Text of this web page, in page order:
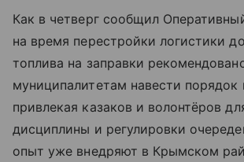
Как в четверг сообщил
на время перестройки логистики
топлива на заправки
муниципалитетам навести порядок
привлекая казаков и волонтёров
дисциплины и регулировки
опыт уже внедряют в Крымском